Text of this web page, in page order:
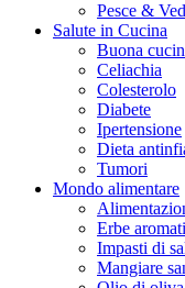
Pesce &
Salute in Cucina
Buona
Celiachia
Colesterolo
Diabete
Ipertensione
Dieta
Tumori
Mondo alimentare
Erbe
Impasti di
Mangiare